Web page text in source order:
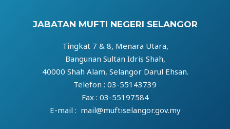
JABATAN MUFTI NEGERI SELANGOR
Tingkat 7 & 8, Menara Utara,
Bangunan Sultan Idris Shah,
40000 Shah Alam, Selangor Darul Ehsan.
Telefon : 03-55143739
Fax : 03-55197584
E-mail : mail@muftiselangor.gov.my